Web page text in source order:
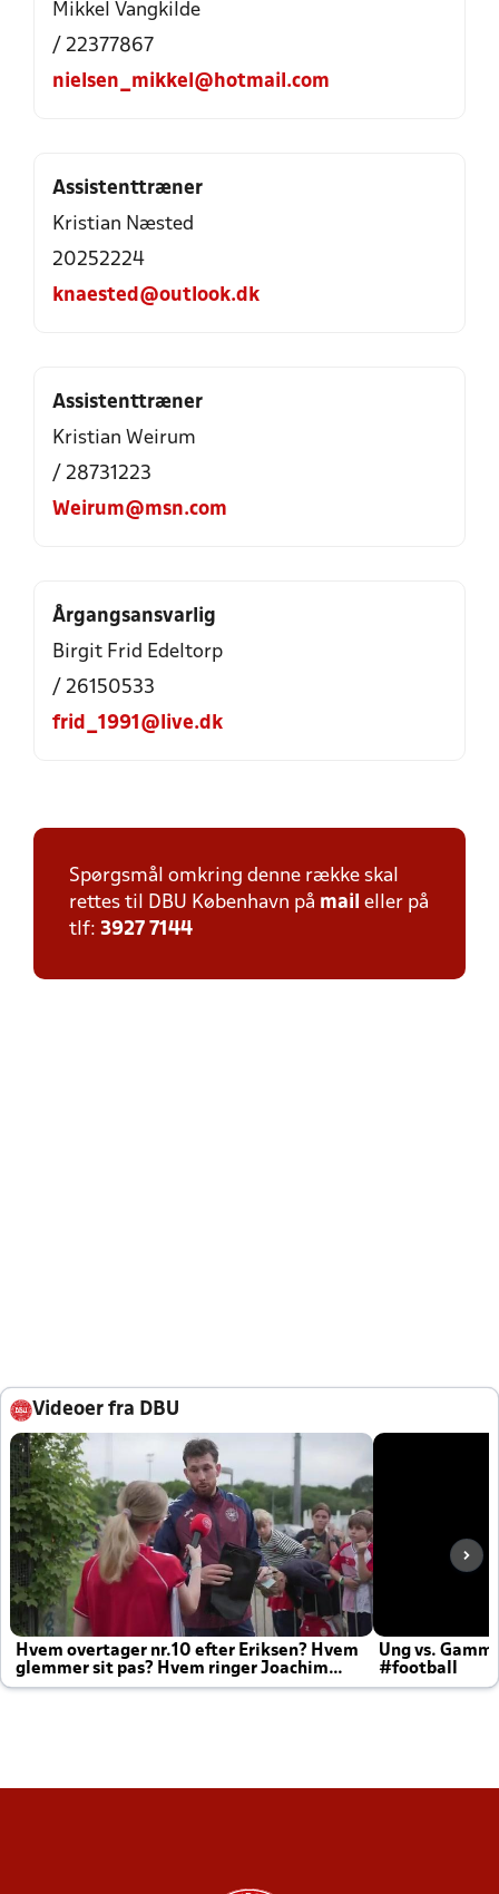
Mikkel Vangkilde
/ 22377867
nielsen_mikkel@hotmail.com
Assistenttræner
Kristian Næsted
20252224
knaested@outlook.dk
Assistenttræner
Kristian Weirum
/ 28731223
Weirum@msn.com
Årgangsansvarlig
Birgit Frid Edeltorp
/ 26150533
frid_1991@live.dk
Spørgsmål omkring denne række skal
rettes til DBU København på mail eller på
tlf: 3927 7144
Videoer fra DBU
Hvem overtager nr.10 efter Eriksen? Hvem
glemmer sit pas? Hvem ringer Joachim
altid til efter kampe?
Ung vs.
#football